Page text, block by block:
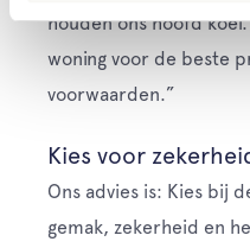
houden ons hoofd
woning voor de beste
voorwaarden.”
Kies voor
Ons advies is: Kies bij
gemak, zekerheid en